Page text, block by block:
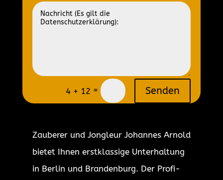
4 + 12 = Senden
Zauberer und Jongleur Johannes Arnold
bietet Ihnen erstklassige Unterhaltung
in Berlin und Brandenburg. Der Profi-